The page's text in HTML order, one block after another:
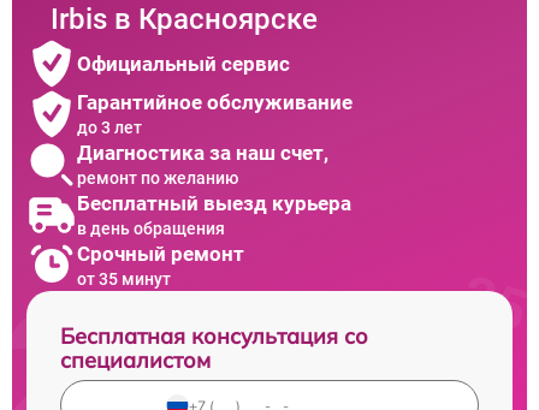
Irbis в Красноярске
Официальный сервис
Гарантийное обслуживание
до 3 лет
Диагностика за наш счет,
ремонт по желанию
Бесплатный выезд курьера
в день обращения
Срочный ремонт
от 35 минут
Бесплатная консультация со
специалистом